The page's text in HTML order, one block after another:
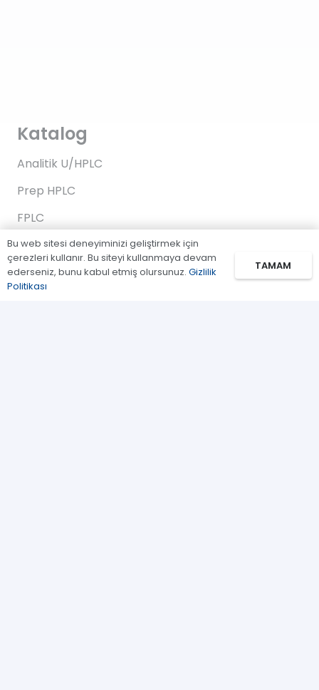
Katalog
Analitik U/HPLC
Prep HPLC
FPLC
Gaz Kromatografi
Standartlar/Reaktifler
Bu web sitesi deneyiminizi geliştirmek için
çerezleri kullanır. Bu siteyi kullanmaya devam
ederseniz, bunu kabul etmiş olursunuz. Gizlilik
Politikası
TAMAM